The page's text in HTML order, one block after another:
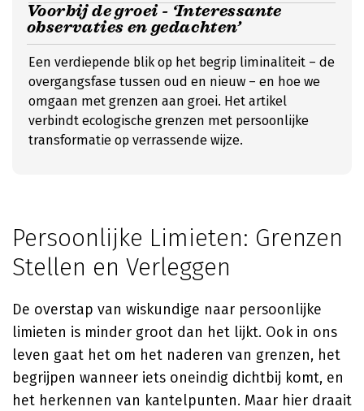
Voorbij de groei - ‘Interessante
observaties en gedachten’
Een verdiepende blik op het begrip liminaliteit – de
overgangsfase tussen oud en nieuw – en hoe we
omgaan met grenzen aan groei. Het artikel
verbindt ecologische grenzen met persoonlijke
transformatie op verrassende wijze.
Persoonlijke Limieten: Grenzen
Stellen en Verleggen
De overstap van wiskundige naar persoonlijke
limieten is minder groot dan het lijkt. Ook in ons
leven gaat het om het naderen van grenzen, het
begrijpen wanneer iets oneindig dichtbij komt, en
het herkennen van kantelpunten. Maar hier draait